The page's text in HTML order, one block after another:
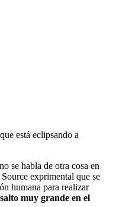
está eclipsando a
se habla de otra cosa en
exprimental que se
humana para realizar
salto muy grande en el